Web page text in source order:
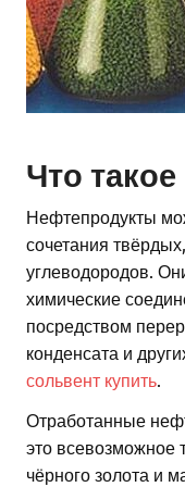
Что
Нефтепродукты
сочетания
углеводородов.
химические
посредством
конденсата и
сольвент купить.
Отработанные
это всевозможное
чёрного золота и